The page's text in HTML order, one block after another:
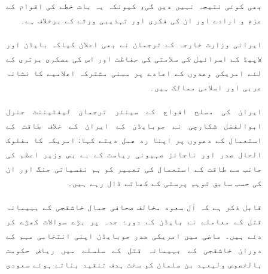
بھی کوئی نتیجہ نہیں دیں گی، کیونکہ یہ بات خطے کی اقوام کے
عزم و ارادے اور ان کی فکری اور تہذیبی ورثے کے برخلاف ہے۔
ایرانی وزارت خارجہ کے ترجمان نے بھی اعلان کیاکہ بایڈن اور
لاپیڈ کے اسرائیل کی سلامتی کی حفاظت اور اس کی عسکری برتری کے
لئے امریکی وعدوں کے اعادے پر مبنی مشترکہ اعلامیے کا نشانہ
عربی اور اسلامی ممالک ہیں۔
ایران کی مسلح افواج کے سینئر ترجمان لیفٹیننٹ جنرل
ابوالفضل شکارچی نے جوبایڈن کے ایران کے خلاف طاقت کے
استعمال کے دعووں پر اپنا رد عمل دیتے کہا: امریکہ کا مفلوک
الحال صدر اور ناجائز صہیونی ریاست کے بے بس وزیر اعظم کی
جانب سے طاقت کے استعمال کی تعبیر کو ہم نفسیاتی جنگ اور ان
کی حسب سابق توہم پرستی کے کھاتے ڈال رہے ہیں۔
قابل ذکر ہے کہ آل سعود مخالف صحافی جمال خاشقجی کے بہیمانہ
قتل کے معاملے نے بایڈن کے دورۂ جدہ پر بڑے سوالات کھڑے کر
دئے ہیں۔ ماضی میں امریکی صدر جوبایڈن اپنی انتخابی مہم کے
دوران خاشقجی کے بہیمانہ قتل کے سلسلے میں ریاض حکومت
بالخصوص ولیعہد بن سلمان کو سخت ہدف تنقید بناتے ہوئے سعودی